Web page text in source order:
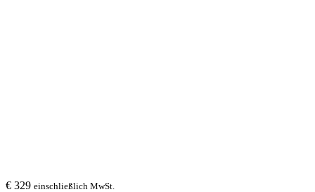
€ 329 einschließlich MwSt.